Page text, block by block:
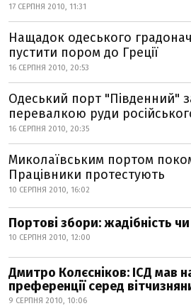
17 СЕРПНЯ 2010, 11:31
Нащадок одеського
пустити пором до Греції
16 СЕРПНЯ 2010, 20:53
Одеський порт "Південний"
перевалкою руди
16 СЕРПНЯ 2010, 20:35
Миколаївським портом
Працівники протестують
10 СЕРПНЯ 2010, 16:02
Портові збори: жадібність чи
10 СЕРПНЯ 2010, 12:00
Дмитро Колєсніков: ІСД мав
преференції серед
9 СЕРПНЯ 2010, 10:06